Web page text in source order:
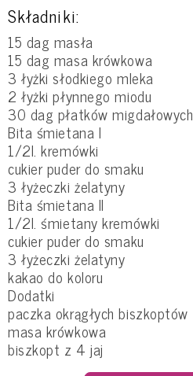
Składniki:
15 dag masła
15 dag masa krówkowa
3 łyżki słodkiego mleka
2 łyżki płynnego miodu
30 dag płatków migdałowych
Bita śmietana I
1/2l. kremówki
cukier puder do smaku
3 łyżeczki żelatyny
Bita śmietana II
1/2l. śmietany kremówki
cukier puder do smaku
3 łyżeczki żelatyny
kakao do koloru
Dodatki
paczka okrągłych biszkoptów
masa krówkowa
biszkopt z 4 jaj